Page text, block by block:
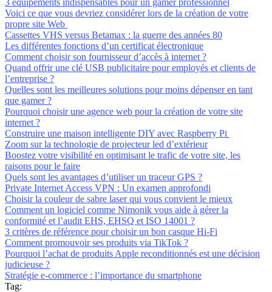
3 équipements indispensables pour un gamer professionnel
Voici ce que vous devriez considérer lors de la création de votre
propre site Web
Cassettes VHS versus Betamax : la guerre des années 80
Les différentes fonctions d’un certificat électronique
Comment choisir son fournisseur d’accès à internet ?
Quand offrir une clé USB publicitaire pour employés et clients de
l’entreprise ?
Quelles sont les meilleures solutions pour moins dépenser en tant
que gamer ?
Pourquoi choisir une agence web pour la création de votre site
internet ?
Construire une maison intelligente DIY avec Raspberry Pi
Zoom sur la technologie de projecteur led d’extérieur
Boostez votre visibilité en optimisant le trafic de votre site, les
raisons pour le faire
Quels sont les avantages d’utiliser un traceur GPS ?
Private Internet Access VPN : Un examen approfondi
Choisir la couleur de sabre laser qui vous convient le mieux
Comment un logiciel comme Nimonik vous aide à gérer la
conformité et l’audit EHS, EHSQ et ISO 14001 ?
3 critères de référence pour choisir un bon casque Hi-Fi
Comment promouvoir ses produits via TikTok ?
Pourquoi l’achat de produits Apple reconditionnés est une décision
judicieuse ?
Stratégie e-commerce : l’importance du smartphone
Tag: